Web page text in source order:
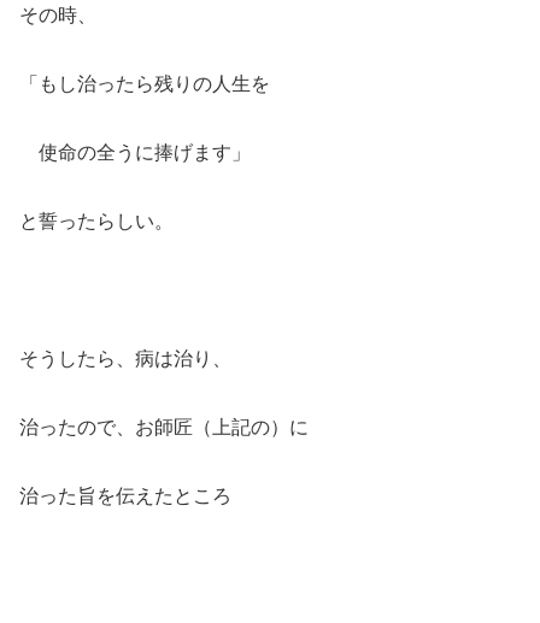
その時、
「もし治ったら残りの人生を
使命の全うに捧げます」
と誓ったらしい。
そうしたら、病は治り、
治ったので、お師匠（上記の）に
治った旨を伝えたところ